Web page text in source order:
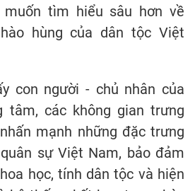
tìm hiểu sâu hơn về
hùng của dân tộc Việt
con người - chủ nhân của
tâm, các không gian trưng
mạnh những đặc trưng
sự Việt Nam, bảo đảm
học, tính dân tộc và hiện